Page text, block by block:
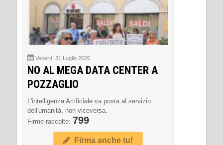
Venerdì 31 Luglio 2026
NO AL MEGA DATA CENTER A
POZZAGLIO
L'intelligenza Artificiale va posta al servizio
dell'umanità, non viceversa.
Firme raccolte: 799
Firma anche tu!